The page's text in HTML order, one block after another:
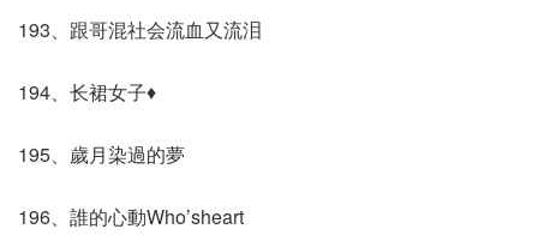
193、跟哥混社会流血又流泪
194、长裙女子♦
195、歲月染過的夢
196、誰的心動Who’sheart